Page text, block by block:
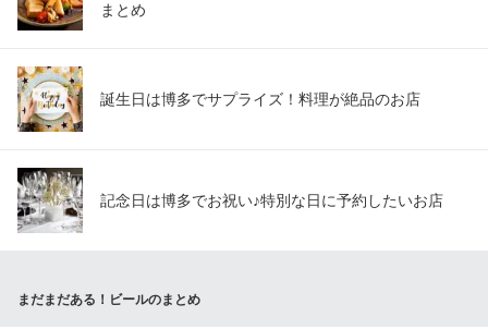
まとめ
誕生日は博多でサプライズ！料理が絶品のお店
記念日は博多でお祝い♪特別な日に予約したいお店
まだまだある！ビールのまとめ